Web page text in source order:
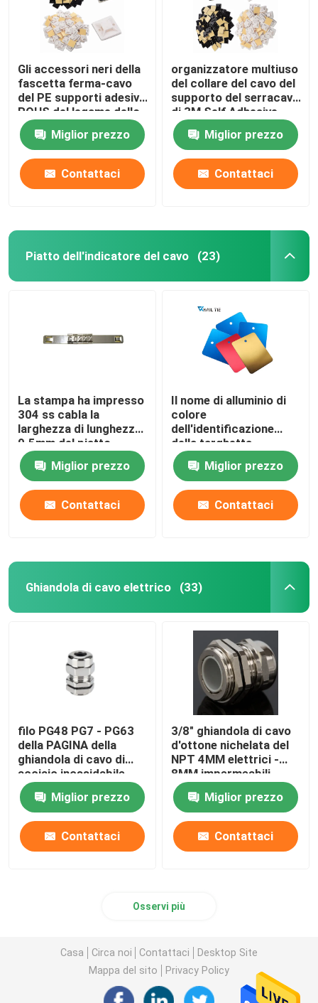
Gli accessori neri della
fascetta ferma-cavo
del PE supporti adesivi
ROHS del legame dello
zip di 28mm x di 28
hanno approvato
Miglior prezzo
Contattaci
organizzatore multiuso
del collare del cavo del
supporto del serracavo
di 3M Self Adhesive
Nylon
Miglior prezzo
Contattaci
Piatto dell'indicatore del cavo (23)
La stampa ha impresso
304 ss cabla la
larghezza di lunghezza
9.5mm del piatto
89mm dell'etichetta
Miglior prezzo
Contattaci
Il nome di alluminio di
colore
dell'identificazione
della targhetta
dell'OEM 73*38*0.5mm
etichetta per
attrezzatura
Miglior prezzo
Contattaci
Ghiandola di cavo elettrico (33)
filo PG48 PG7 - PG63
della PAGINA della
ghiandola di cavo di
acciaio inossidabile
304 306 impermeabile
Miglior prezzo
Contattaci
3/8" ghiandola di cavo
d'ottone nichelata del
NPT 4MM elettrici -
8MM impermeabili
Miglior prezzo
Contattaci
Osservi più
Casa Circa noi Contattaci
Desktop Site
Mappa del sito
Privacy Policy